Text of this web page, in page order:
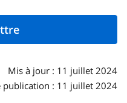
Mis à jour : 11 juillet 2024
publication : 11 juillet 2024